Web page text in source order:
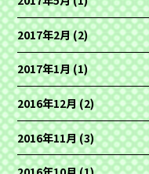
2017年2月(2)
2017年1月(1)
2016年12月(2)
2016年11月(3)